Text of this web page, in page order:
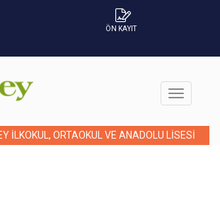
ÖN KAYIT
İLKOKUL, ORTAOKUL VE ANADOLU LİSESİ